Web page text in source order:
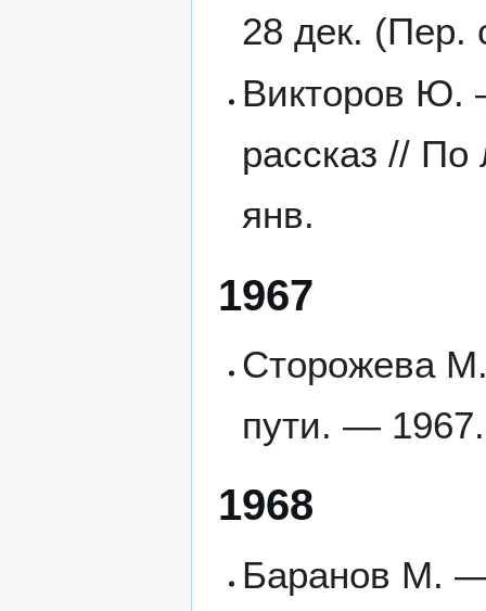
28 дек. (Пер.
Викторов Ю.
рассказ //
янв.
1967
Сторожева
пути. —
1968
Баранов М. —